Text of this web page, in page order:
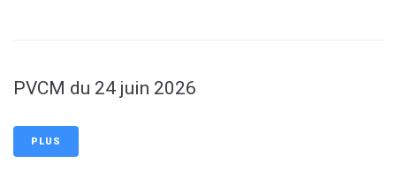
PVCM du 24 juin 2026
PLUS